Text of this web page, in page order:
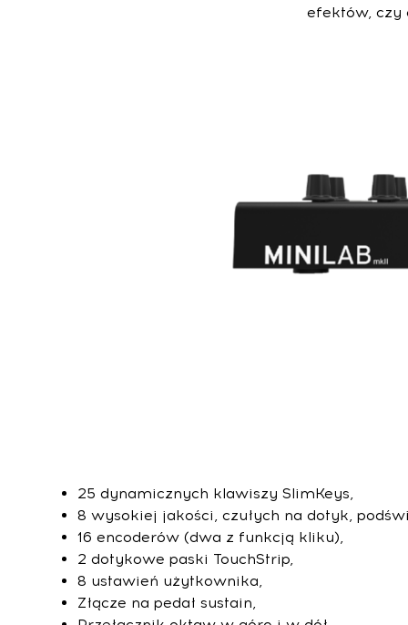
efektów, czy
25 dynamicznych klawiszy SlimKeys,
8 wysokiej jakości, czułych na dotyk,
16 encoderów (dwa z funkcją kliku),
2 dotykowe paski TouchStrip,
8 ustawień użytkownika,
Złącze na pedał sustain,